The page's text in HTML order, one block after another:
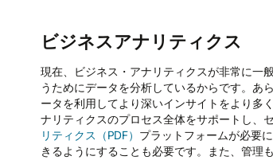
ビジネスアナリティクス
現在、ビジネス・アナリティクスが非常に一
うためにデータを分析しているからです。あ
ータを利用してより深いインサイトをより多
ナリティクスのプロセス全体をサポートし、
リティクス（PDF） プラットフォームが必要
きるようにすることも必要です。また、管理